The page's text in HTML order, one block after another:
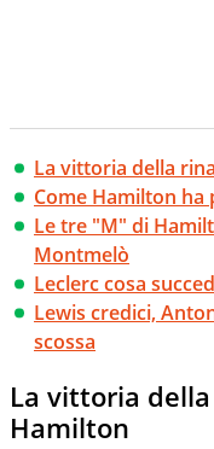
La vittoria della
Come Hamilton
Le tre "M" di
Montmelò
Leclerc cosa
Lewis credici,
scossa
La vittoria
Hamilton